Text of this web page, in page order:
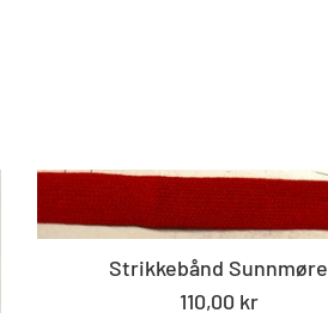
Strikkebånd Sunnmøre
Standard
110,00 kr